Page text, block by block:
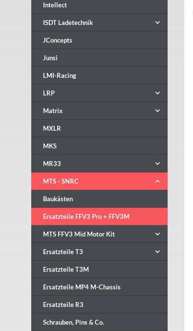
Intellect
ISDT Ladetechnik
JConcepts
Junsi
LMI-Racing
LRP
Matrix
MXLR
MKS
MR33
MTS - SNRC
Baukästen
Ersatzteile FFV3 Pro + FFV3M
MTS FFV3 Mid Motor Kit
Ersatzteile T3
Ersatzteile T3M
Ersatzteile MP4 M-Chassis
Ersatzteile R3
Schrauben, Pins & Co.